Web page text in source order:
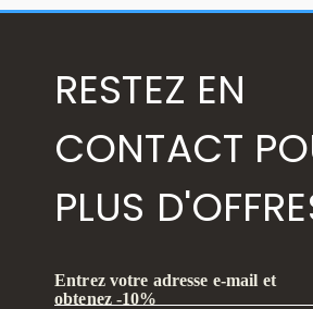
RESTEZ EN
CONTACT
PLUS
Entrez votre adresse e-mail et
obtenez -10%